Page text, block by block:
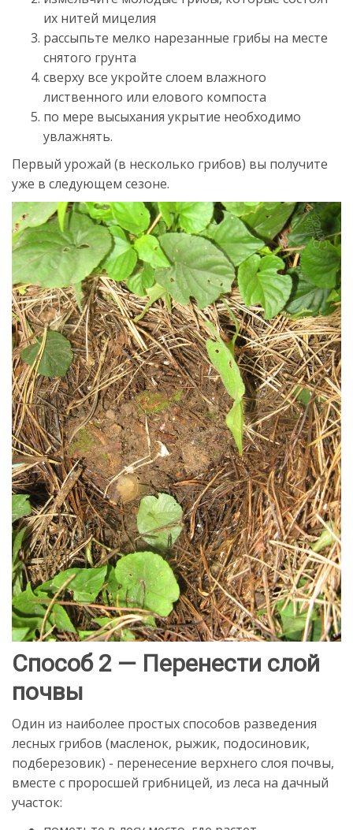
их нитей мицелия
рассыпьте мелко нарезанные грибы на месте
снятого грунта
сверху все укройте слоем влажного
лиственного или елового компоста
по мере высыхания укрытие необходимо
увлажнять.
Первый урожай (в несколько грибов) вы получите
уже в следующем сезоне.
Способ 2 — Перенести слой
почвы
Один из наиболее простых способов разведения
лесных грибов (масленок, рыжик, подосиновик,
подберезовик) - перенесение верхнего слоя почвы,
вместе с проросшей грибницей, из леса на дачный
участок: